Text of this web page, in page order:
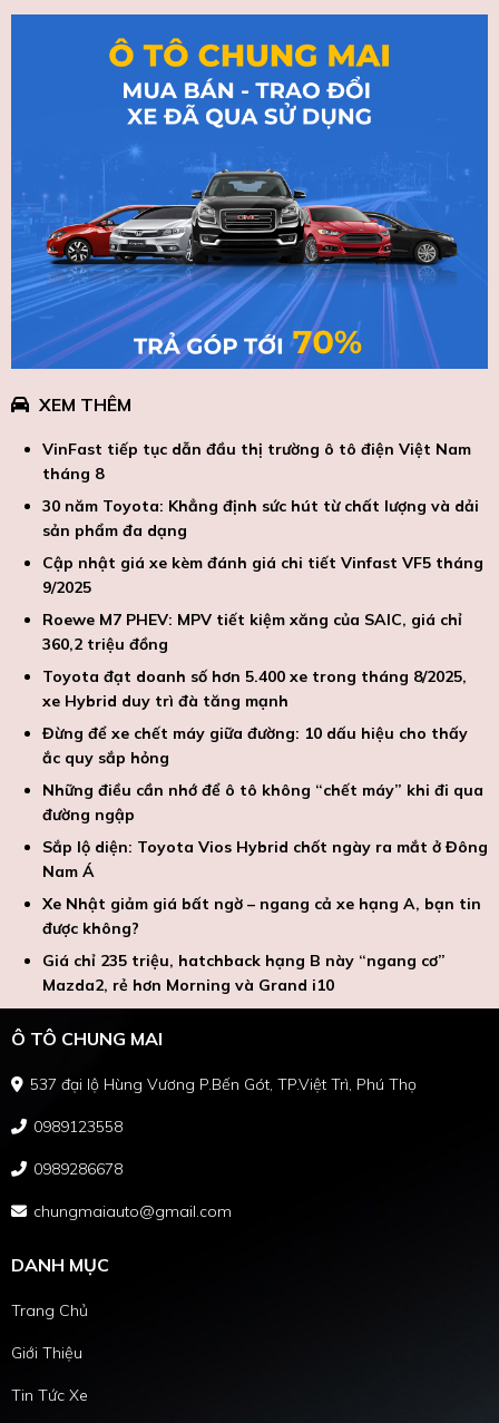
XEM THÊM
VinFast tiếp tục dẫn đầu thị trường ô tô điện Việt Nam
tháng 8
30 năm Toyota: Khẳng định sức hút từ chất lượng và dải
sản phẩm đa dạng
Cập nhật giá xe kèm đánh giá chi tiết Vinfast VF5 tháng
9/2025
Roewe M7 PHEV: MPV tiết kiệm xăng của SAIC, giá chỉ
360,2 triệu đồng
Toyota đạt doanh số hơn 5.400 xe trong tháng 8/2025,
xe Hybrid duy trì đà tăng mạnh
Đừng để xe chết máy giữa đường: 10 dấu hiệu cho thấy
ắc quy sắp hỏng
Những điều cần nhớ để ô tô không “chết máy” khi đi qua
đường ngập
Sắp lộ diện: Toyota Vios Hybrid chốt ngày ra mắt ở Đông
Nam Á
Xe Nhật giảm giá bất ngờ – ngang cả xe hạng A, bạn tin
được không?
Giá chỉ 235 triệu, hatchback hạng B này “ngang cơ”
Mazda2, rẻ hơn Morning và Grand i10
Ô TÔ CHUNG MAI
537 đại lộ Hùng Vương P.Bến Gót, TP.Việt Trì, Phú Thọ
0989123558
0989286678
chungmaiauto@gmail.com
DANH MỤC
Trang Chủ
Giới Thiệu
Tin Tức Xe